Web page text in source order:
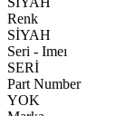
Renk
SİYAH
Seri - Imeı
SERİ
Part Number
YOK